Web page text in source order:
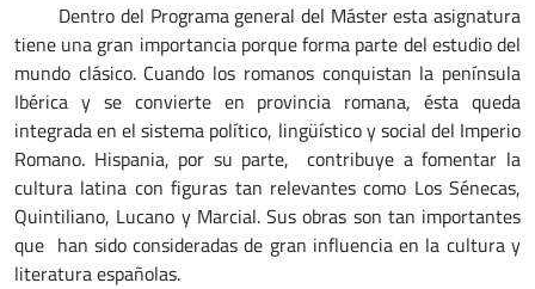
Dentro del Programa general del Máster esta asignatura
tiene una gran importancia porque forma parte del estudio del
mundo clásico. Cuando los romanos conquistan la península
Ibérica y se convierte en provincia romana, ésta queda
integrada en el sistema político, lingüístico y social del Imperio
Romano. Hispania, por su parte, contribuye a fomentar la
cultura latina con figuras tan relevantes como Los Sénecas,
Quintiliano, Lucano y Marcial. Sus obras son tan importantes
que han sido consideradas de gran influencia en la cultura y
literatura españolas.